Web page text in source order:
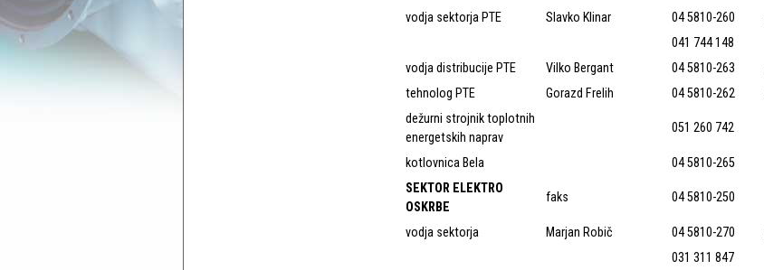
vodja sektorja PTE
Slavko Klinar 04 5810-260
041 744 148
vodja distribucije PTE
Vilko Bergant 04 5810-263
tehnolog PTE
Gorazd Frelih 04 5810-262
dežurni strojnik toplotnih
energetskih naprav
051 260 742
kotlovnica Bela
04 5810-265
SEKTOR ELEKTRO
OSKRBE
faks 04 5810-250
vodja sektorja Marjan Robič 04 5810-270
031 311 847